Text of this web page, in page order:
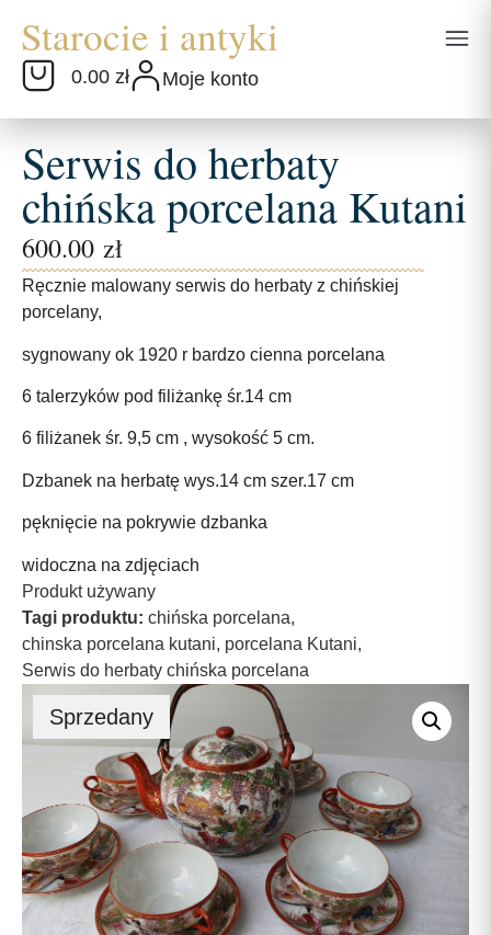
0.00 zł Moje konto
Serwis do herbaty
chińska porcelana Kutani
600.00 zł
Ręcznie malowany serwis do herbaty z chińskiej
porcelany,
sygnowany ok 1920 r bardzo cienna porcelana
6 talerzyków pod filiżankę śr.14 cm
6 filiżanek śr. 9,5 cm , wysokość 5 cm.
Dzbanek na herbatę wys.14 cm szer.17 cm
pęknięcie na pokrywie dzbanka
widoczna na zdjęciach
Produkt używany
Tagi produktu: chińska porcelana,
chinska porcelana kutani, porcelana Kutani,
Serwis do herbaty chińska porcelana
Sprzedany